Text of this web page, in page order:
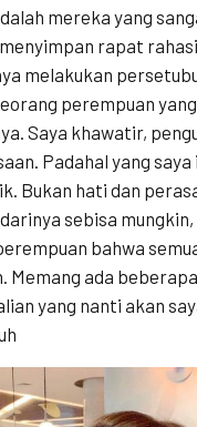
mereka yang
rapat
melakukan
perempuan
Saya khawatir,
Padahal yang saya
Bukan hati dan
sebisa
bahwa
Memang ada
yang nanti akan